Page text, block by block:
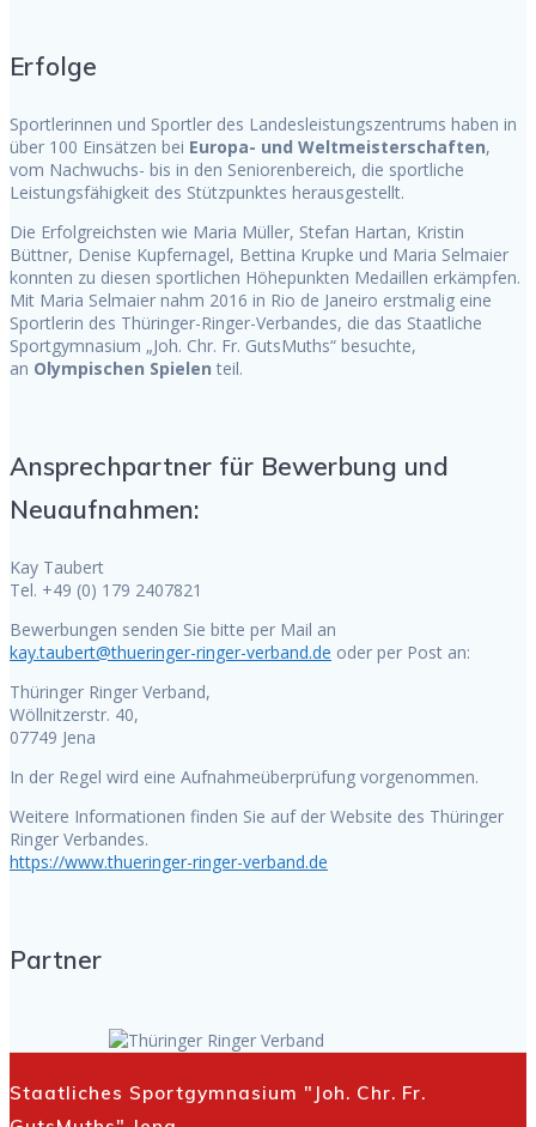
Erfolge
Sportlerinnen und Sportler des Landesleistungszentrums haben in
über 100 Einsätzen bei Europa- und Weltmeisterschaften,
vom Nachwuchs- bis in den Seniorenbereich, die sportliche
Leistungsfähigkeit des Stützpunktes herausgestellt.
Die Erfolgreichsten wie Maria Müller, Stefan Hartan, Kristin
Büttner, Denise Kupfernagel, Bettina Krupke und Maria Selmaier
konnten zu diesen sportlichen Höhepunkten Medaillen erkämpfen.
Mit Maria Selmaier nahm 2016 in Rio de Janeiro erstmalig eine
Sportlerin des Thüringer-Ringer-Verbandes, die das Staatliche
Sportgymnasium „Joh. Chr. Fr. GutsMuths“ besuchte,
an Olympischen Spielen teil.
Ansprechpartner für Bewerbung und
Neuaufnahmen:
Kay Taubert
Tel. +49 (0) 179 2407821
Bewerbungen senden Sie bitte per Mail an
kay.taubert@thueringer-ringer-verband.de oder per Post an:
Thüringer Ringer Verband,
Wöllnitzerstr. 40,
07749 Jena
In der Regel wird eine Aufnahmeüberprüfung vorgenommen.
Weitere Informationen finden Sie auf der Website des Thüringer
Ringer Verbandes.
https://www.thueringer-ringer-verband.de
Partner
Staatliches Sportgymnasium "Joh. Chr. Fr.